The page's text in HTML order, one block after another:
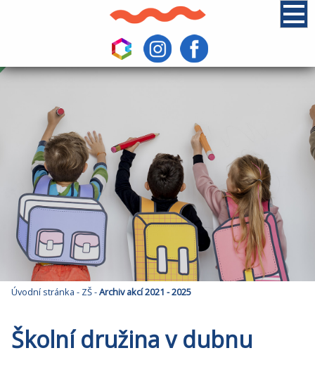
Úvodní stránka - ZŠ-Archiv akcí 2021 - 2025
Školní družina v dubnu